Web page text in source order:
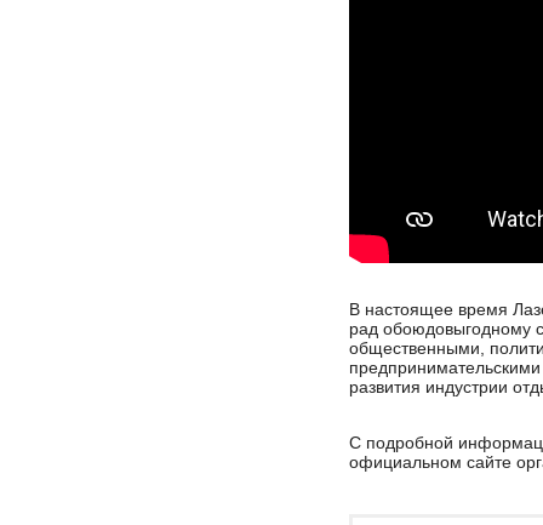
В настоящее время
рад обоюдовыгодному
общественными,
развития индустрии
С подробной
официальном сайте